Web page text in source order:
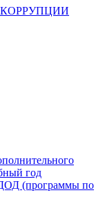
год
(программы по